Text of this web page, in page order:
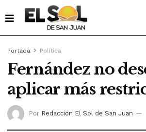
Portada Política
Fernández no
aplicar más
Por Redacción El Sol de San Juan